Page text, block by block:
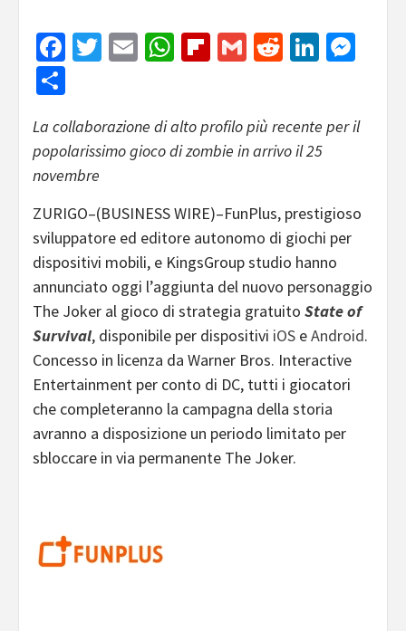
Facebook
Twitter
EmailWhatsApp
Flipboard
GmailReddit
La collaborazione di alto profilo più recente per il
popolarissimo gioco di zombie in arrivo il 25
novembre
ZURIGO–(BUSINESS WIRE)–FunPlus, prestigioso
sviluppatore ed editore autonomo di giochi per
dispositivi mobili, e KingsGroup studio hanno
annunciato oggi l’aggiunta del nuovo personaggio
The Joker al gioco di strategia gratuito State of
Survival, disponibile per dispositivi iOS eAndroid.
Concesso in licenza da Warner Bros. Interactive
Entertainment per conto di DC, tutti i giocatori
che completeranno la campagna della storia
avranno a disposizione un periodo limitato per
sbloccare in via permanente The Joker.